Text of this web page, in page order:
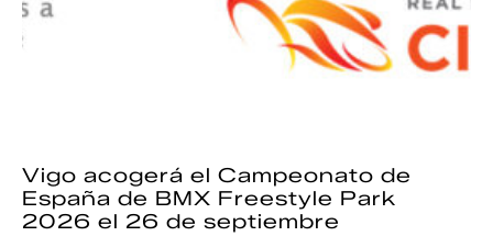
Vigo acogerá el Campeonato de
España de BMX Freestyle Park
2026 el 26 de septiembre